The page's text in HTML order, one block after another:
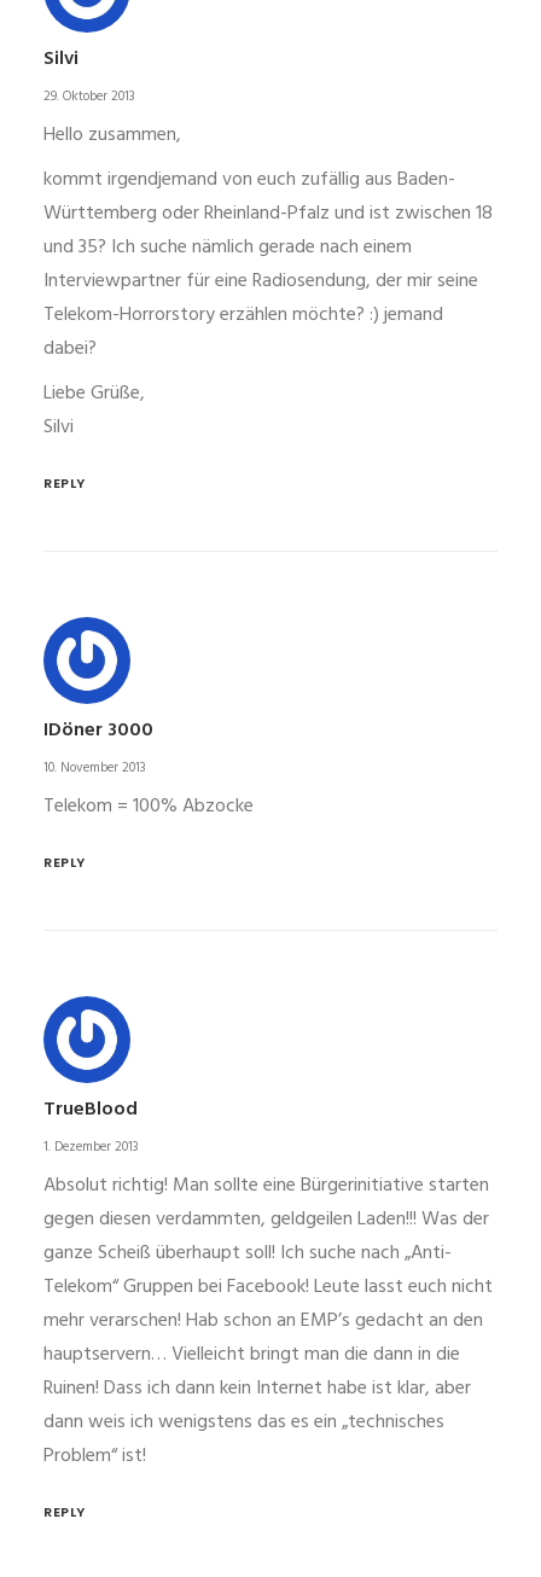
Silvi
29. Oktober 2013
Hello zusammen,
kommt irgendjemand von euch zufällig aus Baden-
Württemberg oder Rheinland-Pfalz und ist zwischen 18
und 35? Ich suche nämlich gerade nach einem
Interviewpartner für eine Radiosendung, der mir seine
Telekom-Horrorstory erzählen möchte? :) jemand
dabei?
Liebe Grüße,
Silvi
REPLY
IDöner 3000
10. November 2013
Telekom = 100% Abzocke
REPLY
TrueBlood
1. Dezember 2013
Absolut richtig! Man sollte eine Bürgerinitiative starten
gegen diesen verdammten, geldgeilen Laden!!! Was der
ganze Scheiß überhaupt soll! Ich suche nach „Anti-
Telekom“ Gruppen bei Facebook! Leute lasst euch nicht
mehr verarschen! Hab schon an EMP’s gedacht an den
hauptservern… Vielleicht bringt man die dann in die
Ruinen! Dass ich dann kein Internet habe ist klar, aber
dann weis ich wenigstens das es ein „technisches
Problem“ ist!
REPLY